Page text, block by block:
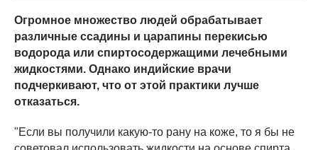
Огромное множество людей обрабатывает
различные ссадины и царапины перекисью
водорода или спиртосодержащими лечебными
жидкостями. Однако индийские врачи
подчеркивают, что от этой практики лучше
отказаться.
"Если вы получили какую-то рану на коже, то я бы не